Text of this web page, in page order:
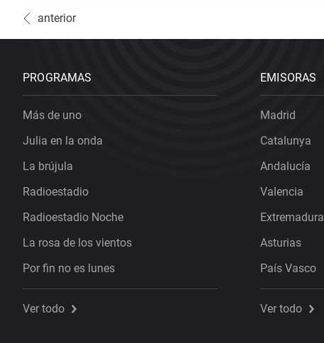
anterior
PROGRAMAS
Más de uno
Julia en la onda
La brújula
Radioestadio
Radioestadio Noche
La rosa de los vientos
Por fin no es lunes
Ver todo
EMISORAS
Madrid
Catalunya
Andalucía
Valencia
Extremadura
Asturias
País Vasco
Ver todo